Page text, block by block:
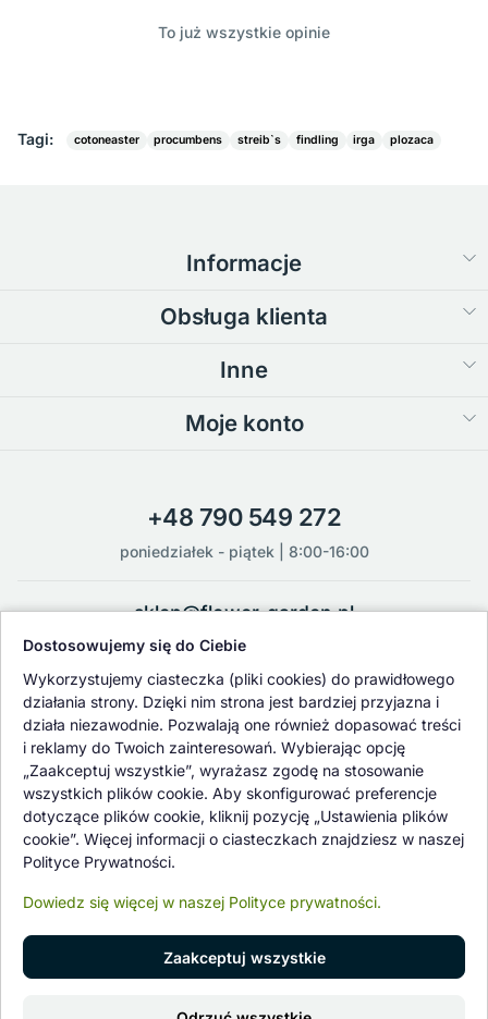
To już wszystkie opinie
Tagi: cotoneaster procumbens streib`s findling irga plozaca
Informacje
Obsługa klienta
Inne
Moje konto
+48 790 549 272
poniedziałek - piątek | 8:00-16:00
sklep@flower-garden.pl
Oferowane przez nas rośliny i nasiona podlegają regularnej ścisłej
kontroli jakości oraz kontroli zdrowotnej przeprowadzanej przez
wykwalifikowane osoby z Państwowej Inspekcji Ochrony Roślin i
Nasiennictwa.
© 1997 - 2026 flower-garden.pl | Wszelkie prawa zastrzeżone.
Dostosowujemy się do Ciebie
Wykorzystujemy ciasteczka (pliki cookies) do prawidłowego
działania strony. Dzięki nim strona jest bardziej przyjazna i
działa niezawodnie. Pozwalają one również dopasować treści
i reklamy do Twoich zainteresowań. Wybierając opcję
„Zaakceptuj wszystkie”, wyrażasz zgodę na stosowanie
wszystkich plików cookie. Aby skonfigurować preferencje
dotyczące plików cookie, kliknij pozycję „Ustawienia plików
cookie”. Więcej informacji o ciasteczkach znajdziesz w naszej
Polityce Prywatności.
Dowiedz się więcej w naszej Polityce prywatności.
Zaakceptuj wszystkie